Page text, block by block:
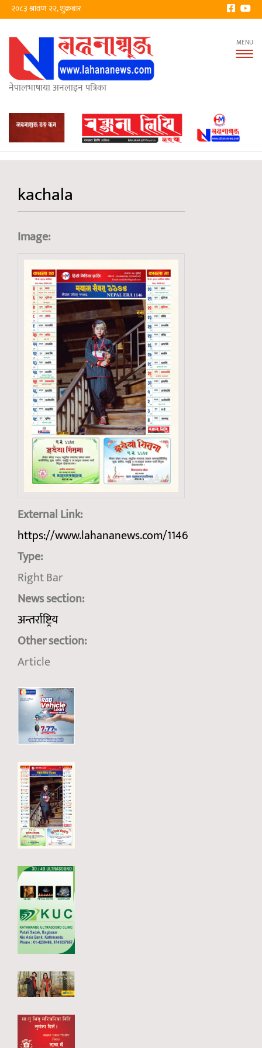
२०८३ श्रावण २२, शुक्रबार
नेपालभाषाया अनलाइन पत्रिका
kachala
Image:
External Link:
https://www.lahananews.com/1146
Type:
Right Bar
News section:
अन्तर्राष्ट्रिय
Other section:
Article